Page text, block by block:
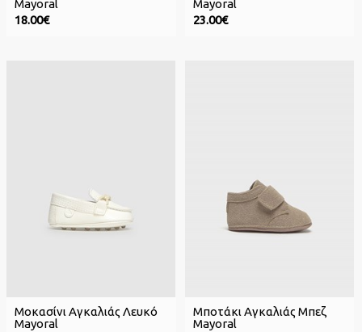
Mayoral
18.00€
Mayoral
23.00€
Μοκασίνι Αγκαλιάς Λευκό
Mayoral
Μποτάκι Αγκαλιάς Μπεζ
Mayoral